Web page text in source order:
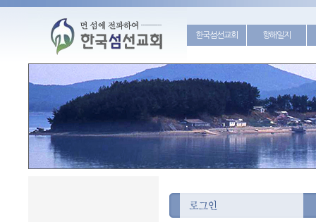
한국섬선교회 항해일지